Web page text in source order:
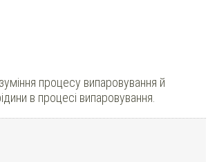
процесу випаровування й
в процесі випаровування.